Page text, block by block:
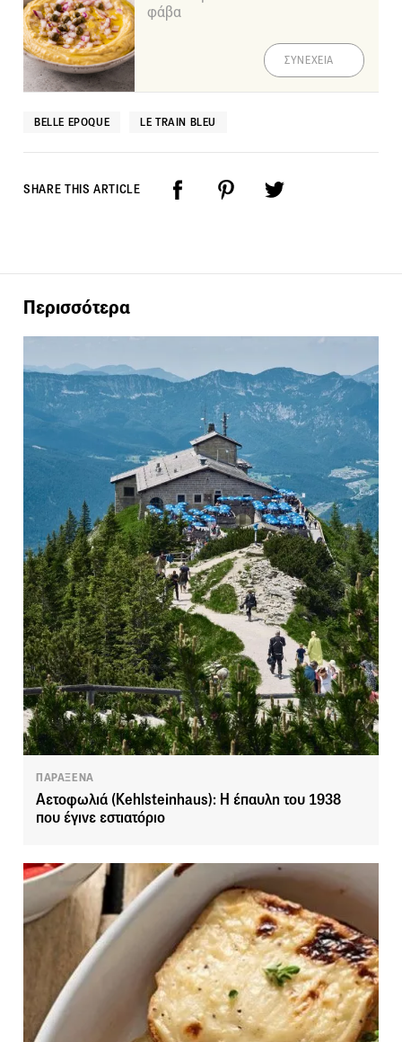
φάβα
ΣΥΝΕΧΕΙΑ
BELLE EPOQUE LE TRAIN BLEU
SHARE THIS ARTICLE
Περισσότερα
ΠΑΡΑΞΕΝΑ
Αετοφωλιά (Kehlsteinhaus): Η έπαυλη του 1938
που έγινε εστιατόριο